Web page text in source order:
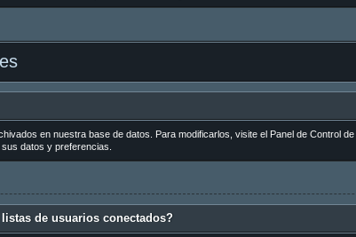
en nuestra base de datos. Para modificarlos, visite el Panel de Control
datos y preferencias.
de usuarios conectados?